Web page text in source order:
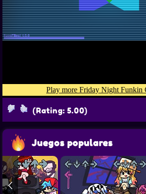
(Rating: 5.00)
Juegos populares